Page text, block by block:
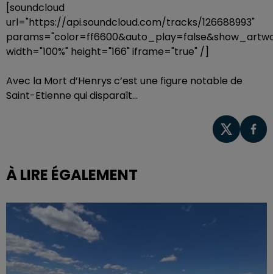
[soundcloud
url="https://api.soundcloud.com/tracks/126688993"
width="100%" height="166" iframe="true" /]
Avec la Mort d’Henrys c’est une figure notable de
Saint-Etienne qui disparaît...
À LIRE ÉGALEMENT